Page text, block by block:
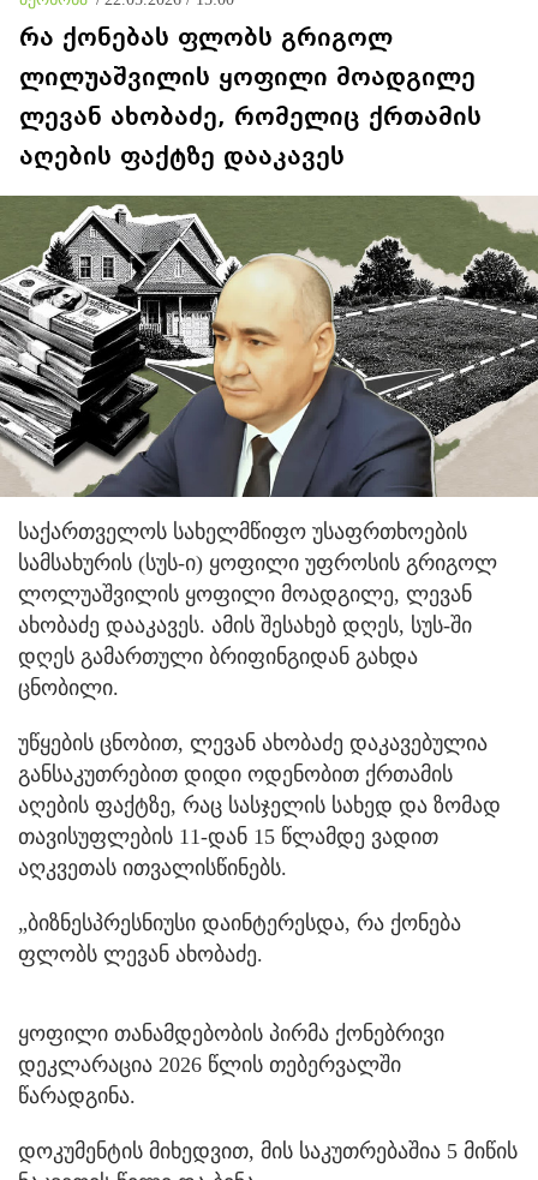
რა ქონებას ფლობს გრიგოლ
ლილუაშვილის ყოფილი მოადგილე
ლევან ახობაძე, რომელიც ქრთამის
აღების ფაქტზე დააკავეს
საქართველოს სახელმწიფო უსაფრთხოების
სამსახურის (სუს-ი) ყოფილი უფროსის გრიგოლ
ლოლუაშვილის ყოფილი მოადგილე, ლევან
ახობაძე დააკავეს. ამის შესახებ დღეს, სუს-ში
დღეს გამართული ბრიფინგიდან გახდა
ცნობილი.
უწყების ცნობით, ლევან ახობაძე დაკავებულია
განსაკუთრებით დიდი ოდენობით ქრთამის
აღების ფაქტზე, რაც სასჯელის სახედ და ზომად
თავისუფლების 11-დან 15 წლამდე ვადით
აღკვეთას ითვალისწინებს.
„ბიზნესპრესნიუსი დაინტერესდა, რა ქონება
ფლობს ლევან ახობაძე.
ყოფილი თანამდებობის პირმა ქონებრივი
დეკლარაცია 2026 წლის თებერვალში
წარადგინა.
დოკუმენტის მიხედვით, მის საკუთრებაშია 5 მიწის